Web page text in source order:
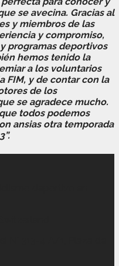
se avecina. Gracias al
y miembros de las
y compromiso,
programas deportivos
hemos tenido la
a los voluntarios
FIM, y de contar con la
de los
se agradece mucho.
todos podemos
ansias otra temporada